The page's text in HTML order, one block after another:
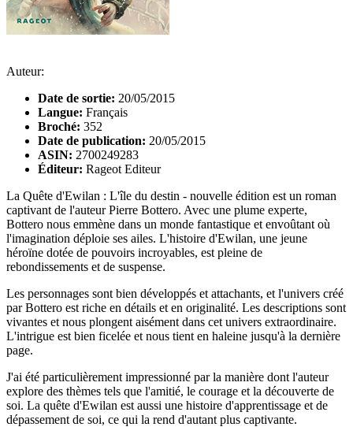
Auteur:
Date de sortie: 20/05/2015
Langue: Français
Broché: 352
Date de publication: 20/05/2015
ASIN: 2700249283
Éditeur: Rageot Editeur
La Quête d'Ewilan : L'île du destin - nouvelle édition est un roman
captivant de l'auteur Pierre Bottero. Avec une plume experte,
Bottero nous emmène dans un monde fantastique et envoûtant où
l'imagination déploie ses ailes. L'histoire d'Ewilan, une jeune
héroïne dotée de pouvoirs incroyables, est pleine de
rebondissements et de suspense.
Les personnages sont bien développés et attachants, et l'univers créé
par Bottero est riche en détails et en originalité. Les descriptions sont
vivantes et nous plongent aisément dans cet univers extraordinaire.
L'intrigue est bien ficelée et nous tient en haleine jusqu'à la dernière
page.
J'ai été particulièrement impressionné par la manière dont l'auteur
explore des thèmes tels que l'amitié, le courage et la découverte de
soi. La quête d'Ewilan est aussi une histoire d'apprentissage et de
dépassement de soi, ce qui la rend d'autant plus captivante.